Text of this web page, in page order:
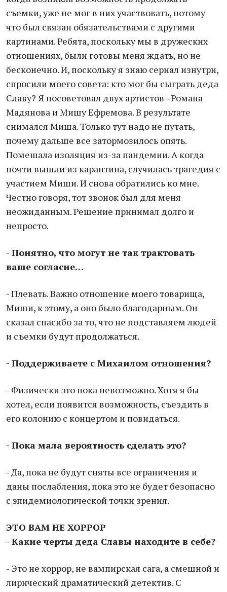
съемки, уже не мог в них участвовать, потому
что был связан обязательствами с другими
картинами. Ребята, поскольку мы в дружеских
отношениях, были готовы меня ждать, но не
бесконечно. И, поскольку я знаю сериал изнутри,
спросили моего совета: кто мог бы сыграть деда
Славу? Я посоветовал двух артистов - Романа
Мадянова и Мишу Ефремова. В результате
снимался Миша. Только тут надо не путать,
почему дальше все затормозилось опять.
Помешала изоляция из-за пандемии. А когда
почти вышли из карантина, случилась трагедия с
участием Миши. И снова обратились ко мне.
Честно говоря, тот звонок был для меня
неожиданным. Решение принимал долго и
непросто.
- Понятно, что могут не так трактовать
ваше согласие…
- Плевать. Важно отношение моего товарища,
Миши, к этому, а оно было благодарным. Он
сказал спасибо за то, что не подставляем людей
и съемки будут продолжаться.
- Поддерживаете с Михаилом отношения?
- Физически это пока невозможно. Хотя я бы
хотел, если появится возможность, съездить в
его колонию с концертом и повидаться.
- Пока мала вероятность сделать это?
- Да, пока не будут сняты все ограничения и
даны послабления, пока это не будет безопасно
с эпидемиологической точки зрения.
ЭТО ВАМ НЕ ХОРРОР
- Какие черты деда Славы находите в себе?
- Это не хоррор, не вампирская сага, а смешной и
лирический драматический детектив. С